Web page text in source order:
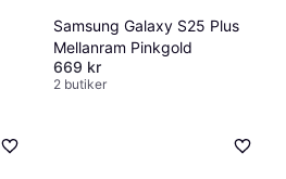
Samsung Galaxy S25 Plus
Mellanram Pinkgold
669 kr
2 butiker